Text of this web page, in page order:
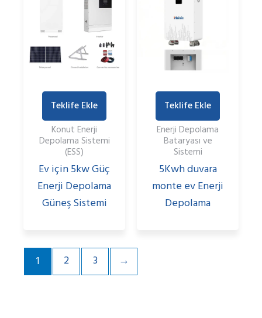
Teklife Ekle
Konut Enerji
Depolama Sistemi
(ESS)
Ev için 5kw Güç
Enerji Depolama
Güneş Sistemi
Teklife Ekle
Enerji Depolama
Bataryası ve
Sistemi
5Kwh duvara
monte ev Enerji
Depolama
1 2 3 →